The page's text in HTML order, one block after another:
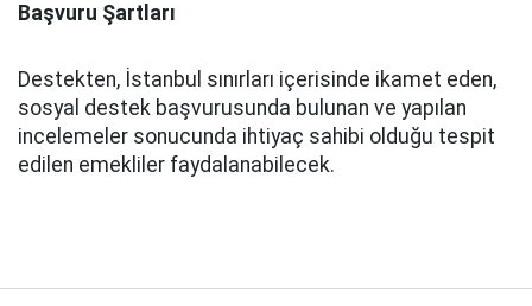
Başvuru Şartları
Destekten, İstanbul sınırları içerisinde ikamet eden,
sosyal destek başvurusunda bulunan ve yapılan
incelemeler sonucunda ihtiyaç sahibi olduğu tespit
edilen emekliler faydalanabilecek.